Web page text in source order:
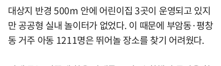
대상지 반경 500m 안에 어린이집 3곳이 운영되고 있지
만 공공형 실내 놀이터가 없었다. 이 때문에 부암동·평창
동 거주 아동 1211명은 뛰어놀 장소를 찾기 어려웠다.